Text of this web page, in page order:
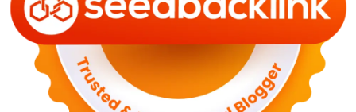
Harga Minyak Dunia Hari Ini Naik, WTI dan Brent
Sama-sama Menguat
GAYA HIDUP
Sinopsis Film Marauders, Misteri Perampokan
Bank dengan Konspirasi Tersembunyi
30 Juni 2026